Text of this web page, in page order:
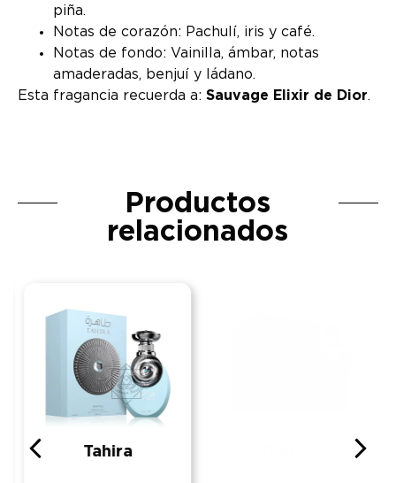
piña.
Notas de corazón: Pachulí, iris y café.
Notas de fondo: Vainilla, ámbar, notas
amaderadas, benjuí y ládano.
Esta fragancia recuerda a: Sauvage Elixir de Dior.
Productos
relacionados
Tahira